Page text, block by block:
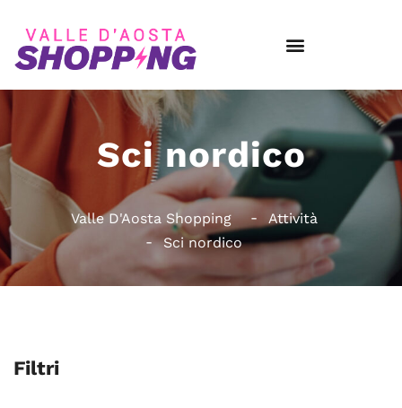
Sci nordico
Valle D'Aosta Shopping
Attività
Sci nordico
Filtri